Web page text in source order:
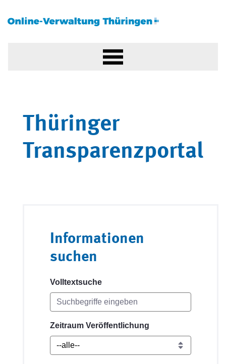
Thüringer
Transparenzportal
Informationen
suchen
Volltextsuche
Zeitraum Veröffentlichung